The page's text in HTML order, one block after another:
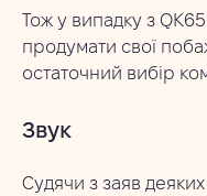
Тож у випадку з
продумати свої
остаточний вибір
Звук
Судячи з заяв